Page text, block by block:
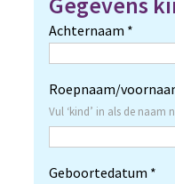
Achternaam *
Roepnaam/
Vul ‘kind’ in als de naam
Geboortedatum *